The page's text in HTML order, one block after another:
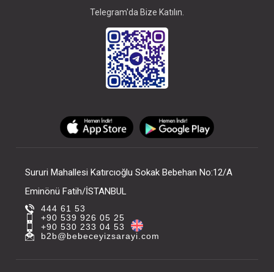
Telegram'da Bize Katılın.
Sururi Mahallesi Katırcıoğlu Sokak Bebehan No:12/A
Eminönü Fatih/İSTANBUL
444 61 53
+90 539 926 05 25
+90 530 233 04 53
b2b@bebeceyizsarayi.com